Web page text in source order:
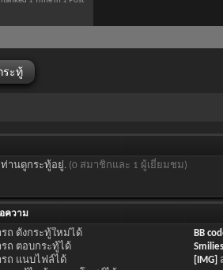
ระทู้
านดูกระทู้อยู่. (0 สมาชิกและ 1 ผู้เยี่ยมชม)
ความ
ถ ตั้งกระทู้ใหม่ได้
ถ ตอบกระทู้ได้
ถ แนบไฟล์ได้
BB
Smilies
[IMG]